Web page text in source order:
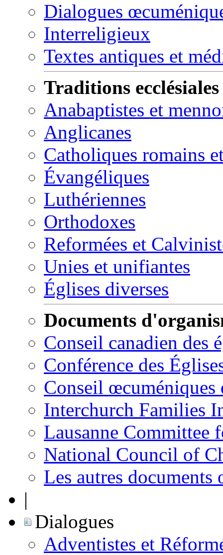
Dialogues
Interreligieux
Textes antiques et
Traditions ecclésiales
Anabaptistes et
Anglicanes
Catholiques romains
Évangéliques
Luthériennes
Orthodoxes
Reformées et
Unies et unifiantes
Églises diverses
Documents
Conseil canadien des
Conférence des
Conseil œcuméniques
Interchurch Families
Lausanne
National Council of
Les autres documents
|
Dialogues
Adventistes et